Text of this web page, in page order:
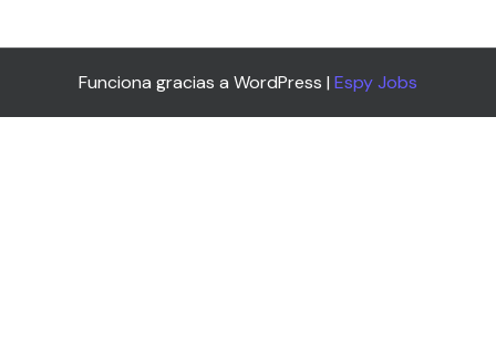
Funciona gracias a WordPress | Espy Jobs